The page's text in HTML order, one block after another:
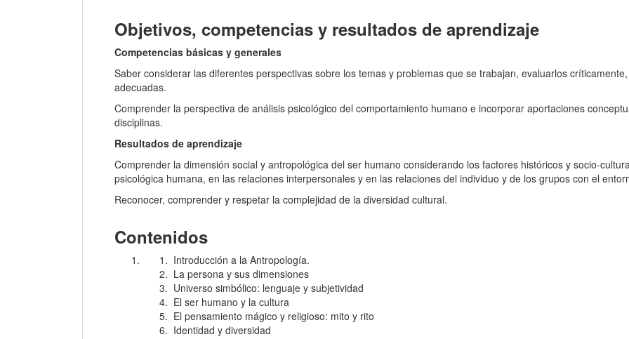
Objetivos, competencias y resultados de aprendizaje
Competencias básicas y generales
Saber considerar las diferentes perspectivas sobre los temas y problemas que se trabajan, evaluarlos
adecuadas.
Comprender la perspectiva de análisis psicológico del comportamiento humano e incorporar aportaciones
disciplinas.
Resultados de aprendizaje
Comprender la dimensión social y antropológica del ser humano considerando los factores históricos y socio-
psicológica humana, en las relaciones interpersonales y en las relaciones del individuo y de los grupos con el
Reconocer, comprender y respetar la complejidad de la diversidad cultural.
Contenidos
Introducción a la Antropología.
La persona y sus dimensiones
Universo simbólico: lenguaje y subjetividad
El ser humano y la cultura
El pensamiento mágico y religioso: mito y rito
Identidad y diversidad